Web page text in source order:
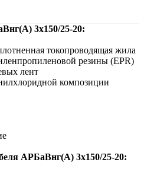
3х150/25-20:
токопроводящая жила
резины (EPR)
лент
композиции
АРБаВнг(A) 3х150/25-20: